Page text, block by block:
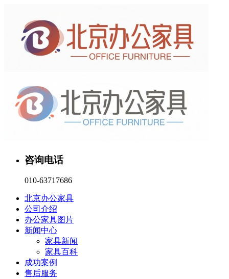
咨询电话
010-63717686
北京办公家具
公司介绍
办公家具图片
新闻中心
家具新闻
家具百科
成功案例
售后服务